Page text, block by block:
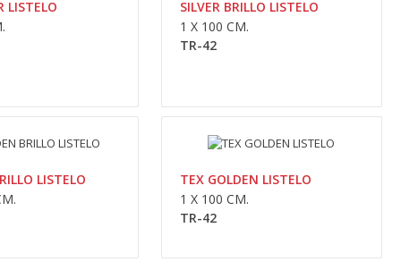
0,00lei
LISTELO
SILVER BRILLO LISTELO
1 X 100 CM.
TR-42
LISTELO
TEX GOLDEN LISTELO
1 X 100 CM.
TR-42